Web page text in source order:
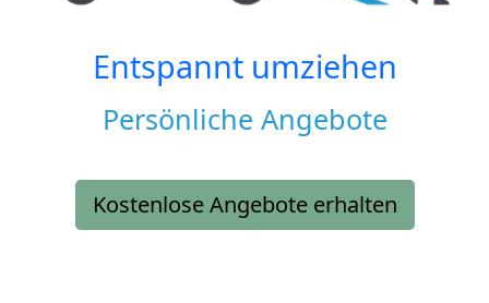
Entspannt umziehen
Persönliche Angebote
Kostenlose Angebote erhalten